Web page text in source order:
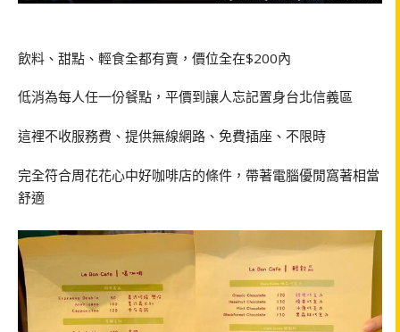
飲料、甜點、輕食全都有賣，價位全在$200內
低消為每人任一份餐點，平價到讓人忘記置身台北信義區
這裡不收服務費、提供無線網路、免費插座、不限時
完全符合周花花心中好咖啡店的條件，帶著電腦優閒窩著相當
舒適